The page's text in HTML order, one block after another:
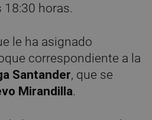
18:30 horas.
le ha asignado
correspondiente a la
Santander, que se
Mirandilla.